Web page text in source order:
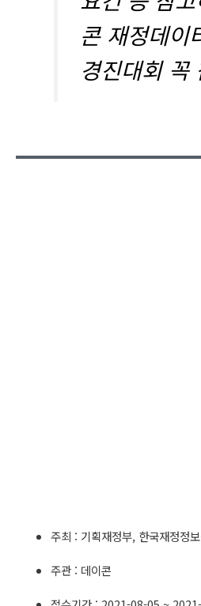
콘 재정데이
경진대회 꼭
주최 : 기획재정부, 한국재정정
주관 : 데이콘